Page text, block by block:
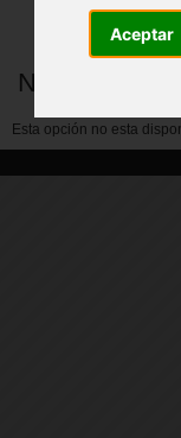
Aceptar
Notificar
Esta opción no esta